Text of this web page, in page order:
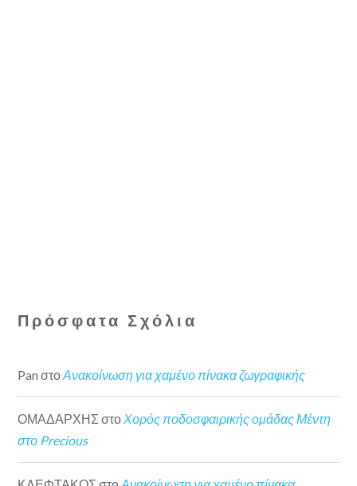
Πρόσφατα Σχόλια
Pan στοΑνακοίνωση για χαμένο πίνακα ζωγραφικής
ΟΜΑΔΑΡΧΗΣ στοΧορός ποδοσφαιρικής ομάδας Μέντη
στο Precious